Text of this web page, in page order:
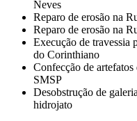
Neves
Reparo de erosão na
Reparo de erosão na
Execução de travessia
do Corinthiano
Confecção de artefatos
SMSP
Desobstrução de
hidrojato